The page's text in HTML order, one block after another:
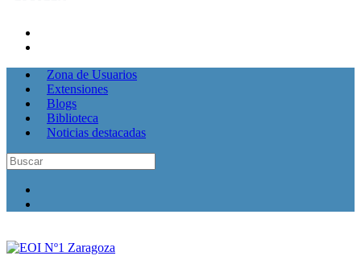
Zona de Usuarios
Extensiones
Blogs
Biblioteca
Noticias destacadas